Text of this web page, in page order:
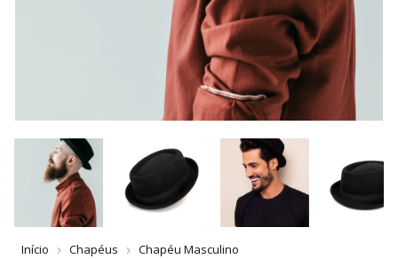
Início Chapéus Chapéu Masculino